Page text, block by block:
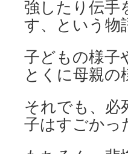
強したり伝手
す、という物
子どもの様子
とくに母親
それでも、必
子はすごかっ